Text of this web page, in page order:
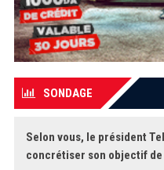
SONDAGE
Selon vous, le président
concrétiser son objectif